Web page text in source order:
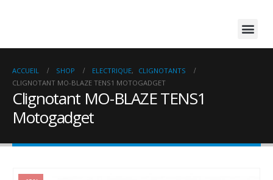
ACCUEIL SHOP ELECTRIQUE,
CLIGNOTANTS
CLIGNOTANT MO-BLAZE TENS1 MOTOGADGET
Clignotant MO-BLAZE TENS1
Motogadget